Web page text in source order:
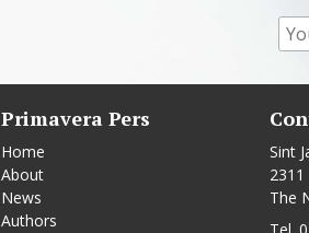
Primavera Pers
Home
About
News
Authors
Sint
2311
The
Tel.